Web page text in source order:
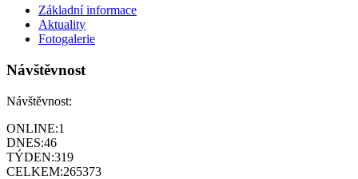
Základní informace
Aktuality
Fotogalerie
Návštěvnost
Návštěvnost:
ONLINE:1
DNES:46
TÝDEN:319
CELKEM:265373